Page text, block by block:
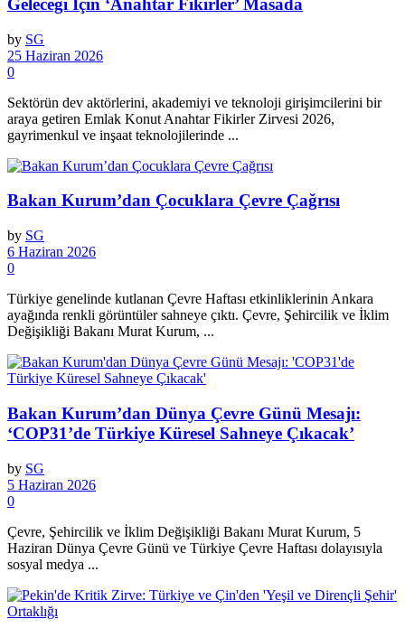
Geleceği İçin ‘Anahtar Fikirler’ Masada
by SG
25 Haziran 2026
0
Sektörün dev aktörlerini, akademiyi ve teknoloji girişimcilerini bir
araya getiren Emlak Konut Anahtar Fikirler Zirvesi 2026,
gayrimenkul ve inşaat teknolojilerinde ...
Bakan Kurum’dan Çocuklara Çevre Çağrısı
by SG
6 Haziran 2026
0
Türkiye genelinde kutlanan Çevre Haftası etkinliklerinin Ankara
ayağında renkli görüntüler sahneye çıktı. Çevre, Şehircilik ve İklim
Değişikliği Bakanı Murat Kurum, ...
Bakan Kurum’dan Dünya Çevre Günü Mesajı:
‘COP31’de Türkiye Küresel Sahneye Çıkacak’
by SG
5 Haziran 2026
0
Çevre, Şehircilik ve İklim Değişikliği Bakanı Murat Kurum, 5
Haziran Dünya Çevre Günü ve Türkiye Çevre Haftası dolayısıyla
sosyal medya ...